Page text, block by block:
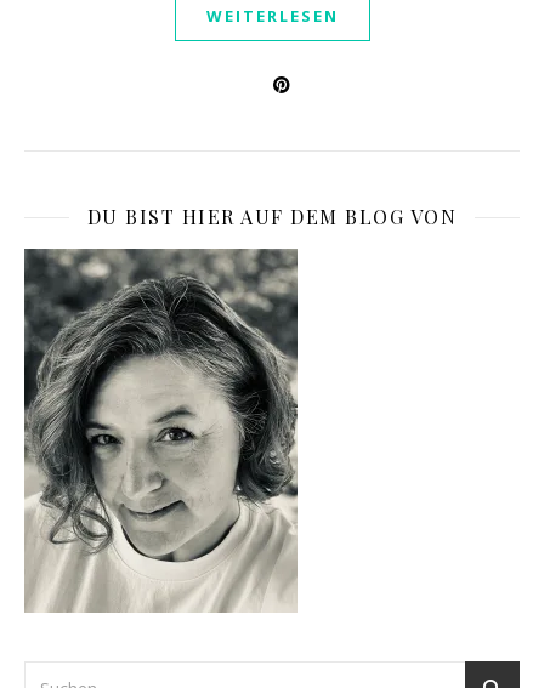
WEITERLESEN
DU BIST HIER AUF DEM BLOG VON